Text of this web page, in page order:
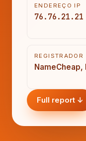
ENDEREÇO IP
76.76.21.21
REGISTRADOR
NameCheap,
Full report ↓